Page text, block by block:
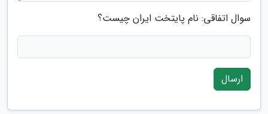
سوال اتفاقی: نام پایتخت ایران چیست؟
ارسال